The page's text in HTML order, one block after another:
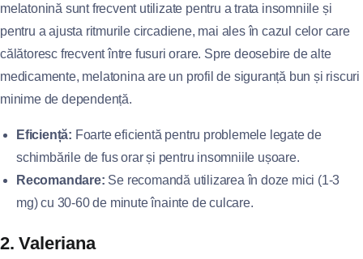
melatonină sunt frecvent utilizate pentru a trata insomniile și
pentru a ajusta ritmurile circadiene, mai ales în cazul celor care
călătoresc frecvent între fusuri orare. Spre deosebire de alte
medicamente, melatonina are un profil de siguranță bun și riscuri
minime de dependență.
Eficiență: Foarte eficientă pentru problemele legate de
schimbările de fus orar și pentru insomniile ușoare.
Recomandare: Se recomandă utilizarea în doze mici (1-3
mg) cu 30-60 de minute înainte de culcare.
2. Valeriana